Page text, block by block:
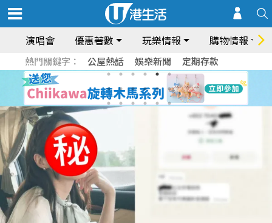
演唱會 優惠著數 玩樂情報 購物情報
熱門關鍵字： 公屋熱話 娛樂新聞 定期存款